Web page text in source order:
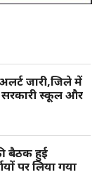
अलर्ट जारी,जिले में
स्कूल और
बैठक हुई
पर लिया गया